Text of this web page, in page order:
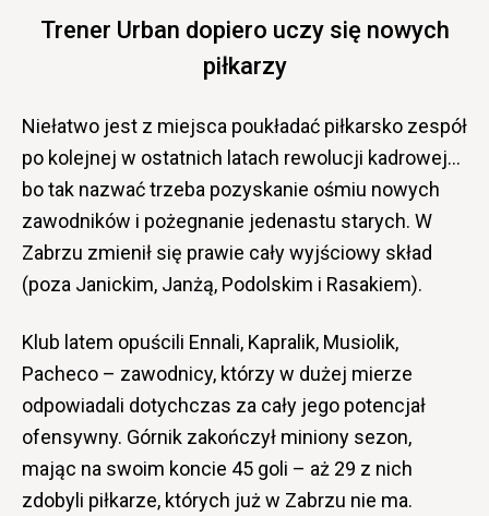
Trener Urban dopiero uczy się nowych
piłkarzy
Niełatwo jest z miejsca poukładać piłkarsko zespół
po kolejnej w ostatnich latach rewolucji kadrowej…
bo tak nazwać trzeba pozyskanie ośmiu nowych
zawodników i pożegnanie jedenastu starych. W
Zabrzu zmienił się prawie cały wyjściowy skład
(poza Janickim, Janżą, Podolskim i Rasakiem).
Klub latem opuścili Ennali, Kapralik, Musiolik,
Pacheco – zawodnicy, którzy w dużej mierze
odpowiadali dotychczas za cały jego potencjał
ofensywny. Górnik zakończył miniony sezon,
mając na swoim koncie 45 goli – aż 29 z nich
zdobyli piłkarze, których już w Zabrzu nie ma.